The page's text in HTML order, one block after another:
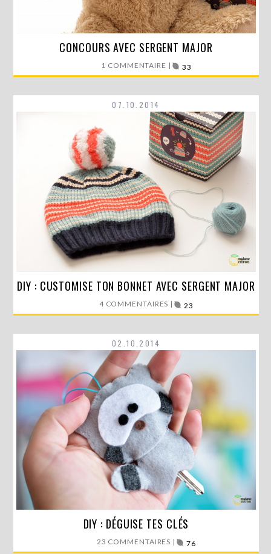
Il y a quelques jours, je te présentais le Kit…
LIRE LA SUITE
CONCOURS AVEC SERGENT MAJOR
1 COMMENTAIRE | 33
07.10.2014
J’ai testé pour toi en avant-première le tout nouveau
DIY : CUSTOMISE TON BONNET AVEC SERGENT MAJOR
4 COMMENTAIRES | 23
02.10.2014
Aujourd’hui, je te propose un DIY tout kawaii ! La…
LIRE LA SUITE
DIY : DÉGUISE TES CLÉS
23 COMMENTAIRES | 76